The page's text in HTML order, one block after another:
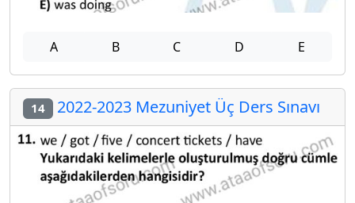
A B C D E
14 2022-2023 Mezuniyet Üç Ders Sınavı